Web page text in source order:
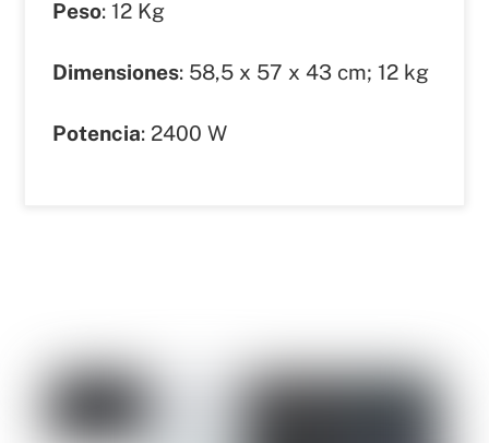
Peso: 12 Kg
Dimensiones: 58,5 x 57 x 43 cm; 12 kg
Potencia: 2400 W